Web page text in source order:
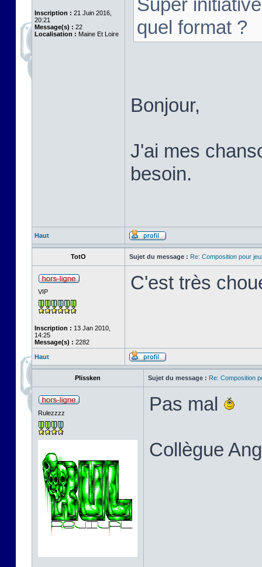
Inscription : 21 Juin 2016,
20:21
Message(s) : 22
Localisation : Maine Et Loire
Super
quel format ?
Bonjour,
J'ai mes
besoin.
Haut
TotO Sujet du message : Re: Composition pour
VIP
Inscription : 13 Jan 2010,
14:25
Message(s) : 2282
C'est très
Haut
Plissken Sujet du message : Re: Composition
Rulezzzz Pas mal
Collègue